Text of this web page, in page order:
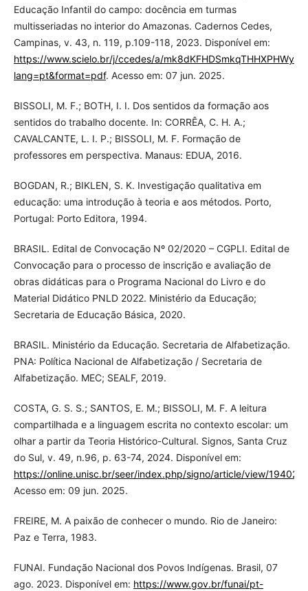
Educação Infantil do campo: docência em turmas
multisseriadas no interior do Amazonas. Cadernos Cedes,
Campinas, v. 43, n. 119, p.109-118, 2023. Disponível em:
https://www.scielo.br/j/ccedes/a/
lang=pt&format=pdf. Acesso em: 07 jun. 2025.
BISSOLI, M. F.; BOTH, I. I. Dos sentidos da formação aos
sentidos do trabalho docente. In: CORRÊA, C. H. A.;
CAVALCANTE, L. I. P.; BISSOLI, M. F. Formação de
professores em perspectiva. Manaus: EDUA, 2016.
BOGDAN, R.; BIKLEN, S. K. Investigação qualitativa em
educação: uma introdução à teoria e aos métodos. Porto,
Portugal: Porto Editora, 1994.
BRASIL. Edital de Convocação Nº 02/2020 – CGPLI. Edital de
Convocação para o processo de inscrição e avaliação de
obras didáticas para o Programa Nacional do Livro e do
Material Didático PNLD 2022. Ministério da Educação;
Secretaria de Educação Básica, 2020.
BRASIL. Ministério da Educação. Secretaria de Alfabetização.
PNA: Política Nacional de Alfabetização / Secretaria de
Alfabetização. MEC; SEALF, 2019.
COSTA, G. S. S.; SANTOS, E. M.; BISSOLI, M. F. A leitura
compartilhada e a linguagem escrita no contexto escolar: um
olhar a partir da Teoria Histórico-Cultural. Signos, Santa Cruz
do Sul, v. 49, n.96, p. 63-74, 2024. Disponível em:
https://online.unisc.br/seer/index.php/signo/article/view/19402
Acesso em: 09 jun. 2025.
FREIRE, M. A paixão de conhecer o mundo. Rio de Janeiro:
Paz e Terra, 1983.
FUNAI. Fundação Nacional dos Povos Indígenas. Brasil, 07
ago. 2023. Disponível em: https://www.gov.br/funai/pt-